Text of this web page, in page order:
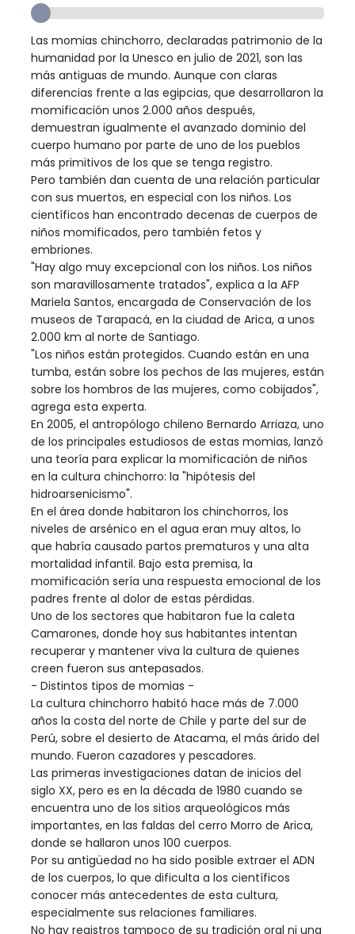
Las momias chinchorro, declaradas patrimonio de la
humanidad por la Unesco en julio de 2021, son las
más antiguas de mundo. Aunque con claras
diferencias frente a las egipcias, que desarrollaron la
momificación unos 2.000 años después,
demuestran igualmente el avanzado dominio del
cuerpo humano por parte de uno de los pueblos
más primitivos de los que se tenga registro.
Pero también dan cuenta de una relación particular
con sus muertos, en especial con los niños. Los
científicos han encontrado decenas de cuerpos de
niños momificados, pero también fetos y
embriones.
"Hay algo muy excepcional con los niños. Los niños
son maravillosamente tratados", explica a la AFP
Mariela Santos, encargada de Conservación de los
museos de Tarapacá, en la ciudad de Arica, a unos
2.000 km al norte de Santiago.
"Los niños están protegidos. Cuando están en una
tumba, están sobre los pechos de las mujeres, están
sobre los hombros de las mujeres, como cobijados",
agrega esta experta.
En 2005, el antropólogo chileno Bernardo Arriaza, uno
de los principales estudiosos de estas momias, lanzó
una teoría para explicar la momificación de niños
en la cultura chinchorro: la "hipótesis del
hidroarsenicismo".
En el área donde habitaron los chinchorros, los
niveles de arsénico en el agua eran muy altos, lo
que habría causado partos prematuros y una alta
mortalidad infantil. Bajo esta premisa, la
momificación sería una respuesta emocional de los
padres frente al dolor de estas pérdidas.
Uno de los sectores que habitaron fue la caleta
Camarones, donde hoy sus habitantes intentan
recuperar y mantener viva la cultura de quienes
creen fueron sus antepasados.
- Distintos tipos de momias -
La cultura chinchorro habitó hace más de 7.000
años la costa del norte de Chile y parte del sur de
Perú, sobre el desierto de Atacama, el más árido del
mundo. Fueron cazadores y pescadores.
Las primeras investigaciones datan de inicios del
siglo XX, pero es en la década de 1980 cuando se
encuentra uno de los sitios arqueológicos más
importantes, en las faldas del cerro Morro de Arica,
donde se hallaron unos 100 cuerpos.
Por su antigüedad no ha sido posible extraer el ADN
de los cuerpos, lo que dificulta a los científicos
conocer más antecedentes de esta cultura,
especialmente sus relaciones familiares.
No hay registros tampoco de su tradición oral ni una